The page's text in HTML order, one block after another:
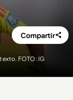
FOTO: IG
Compartir